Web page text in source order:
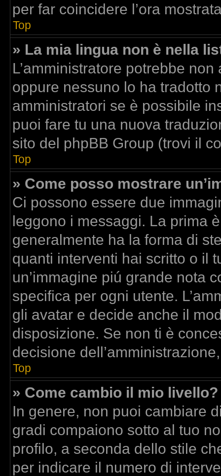
per far coincidere l’ora
Top
» La mia lingua non è nella
L’amministratore potrebbe
oppure nessuno lo ha tradotto
amministratori se è possibile
puoi fare tu una nuova
sito del phpBB Group (trovi il
Top
» Come posso mostrare
Ci possono essere due
leggono i messaggi. La prima
generalmente ha la forma di
quanti interventi hai scritto o il
un’immagine piú grande nota
specifica per ogni utente.
gli avatar e decide anche il
disposizione. Se non ti è
decisione
Top
» Come cambio il mio livello?
In genere, non puoi cambiare
gradi compaiono sotto al tuo
profilo, a seconda dello stile
per indicare il numero di